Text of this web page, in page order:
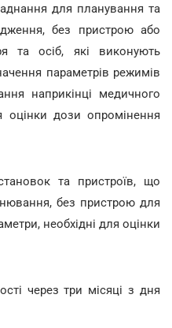
для планування та
без пристрою або
та осіб, які виконують
параметрів режимів
наприкінці медичного
оцінки дози опромінення
та пристроїв, що
без пристрою для
необхідні для оцінки
через три місяці з дня